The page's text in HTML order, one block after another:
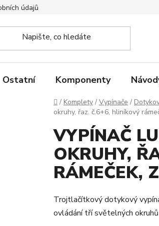
údajů
Ostatní Komponenty
Domů
/ Komplety / Vypínače /
okruhy, řaz. č.6+6, hliníkový
VYPÍNAČ
OKRUHY,
RÁMEČEK,
Trojtlačítkový dotykový
ovládání tří světelných